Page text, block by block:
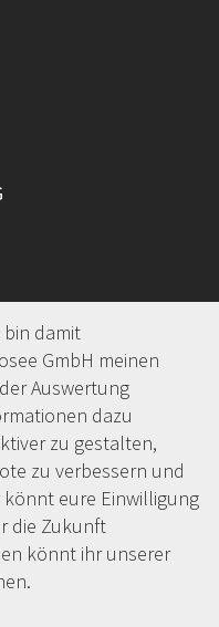
Geräte sind
bin damit
GmbH meinen
Auswertung
dazu
zu gestalten,
zu verbessern und
eure Einwilligung
die Zukunft
könnt ihr unserer